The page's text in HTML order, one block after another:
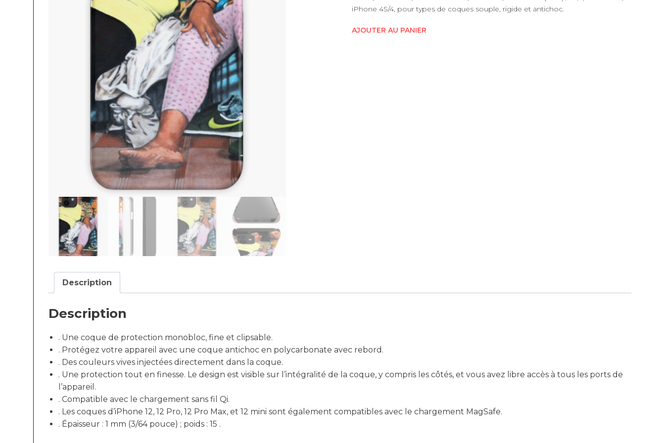
iPhone 4S/4, pour types de coques souple, rigide et antichoc.
AJOUTER AU PANIER
Description
Description
. Une coque de protection monobloc, fine et clipsable.
. Protégez votre appareil avec une coque antichoc en polycarbonate avec rebord.
. Des couleurs vives injectées directement dans la coque.
. Une protection tout en finesse. Le design est visible sur l’intégralité de la coque, y compris les côtés, et vous avez libre accès à tous les ports de
l’appareil.
. Compatible avec le chargement sans fil Qi.
. Les coques d’iPhone 12, 12 Pro, 12 Pro Max, et 12 mini sont également compatibles avec le chargement MagSafe.
. Épaisseur : 1 mm (3/64 pouce) ; poids : 15 .